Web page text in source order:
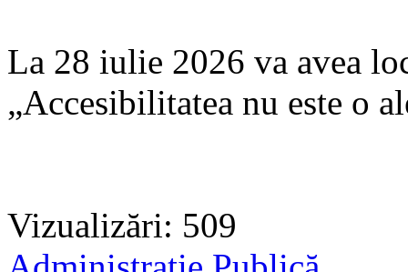
La 28 iulie 2026 va avea
„Accesibilitatea nu este o
Vizualizări: 509